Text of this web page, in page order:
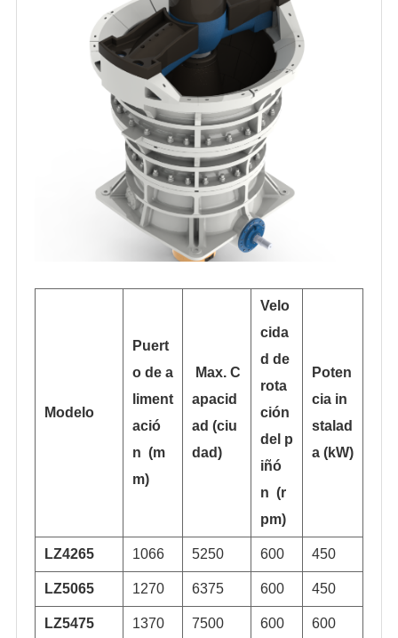
Modelo
Puert
o de a
liment
ació
n (m
m)
Max. C
apacid
ad (ciu
dad)
Velo
cida
d de
rota
ción
del p
iñó
n (r
pm)
Poten
cia in
stalad
a (kW)
LZ4265 1066 5250 600 450
LZ5065 1270 6375 600 450
LZ5475 1370 7500 600 600